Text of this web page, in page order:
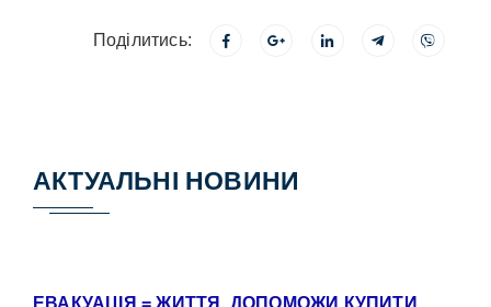
Поділитись:
АКТУАЛЬНІ НОВИНИ
ЕВАКУАЦІЯ = ЖИТТЯ. ДОПОМОЖИ КУПИТИ